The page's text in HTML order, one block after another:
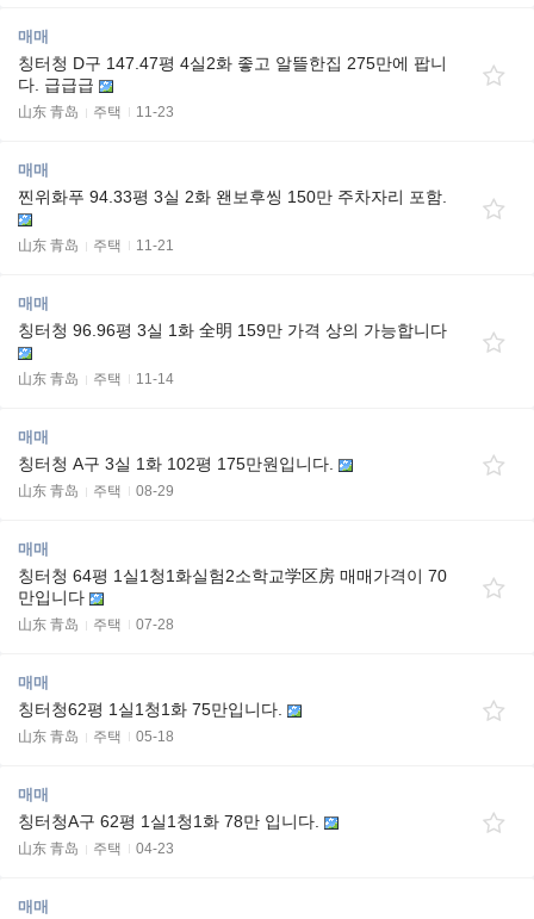
매매
칭터청 D구 147.47평 4실2화 좋고 알뜰한집 275만에 팝니
다. 급급급
山东 青岛 주택 11-23
매매
찐위화푸 94.33평 3실 2화 왠보후씽 150만 주차자리 포함.
山东 青岛 주택 11-21
매매
칭터청 96.96평 3실 1화 全明 159만 가격 상의 가능합니다
山东 青岛 주택 11-14
매매
칭터청 A구 3실 1화 102평 175만원입니다.
山东 青岛 주택 08-29
매매
칭터청 64평 1실1청1화실험2소학교学区房 매매가격이 70
만입니다
山东 青岛 주택 07-28
매매
칭터청62평 1실1청1화 75만입니다.
山东 青岛 주택 05-18
매매
칭터청A구 62평 1실1청1화 78만 입니다.
山东 青岛 주택 04-23
매매